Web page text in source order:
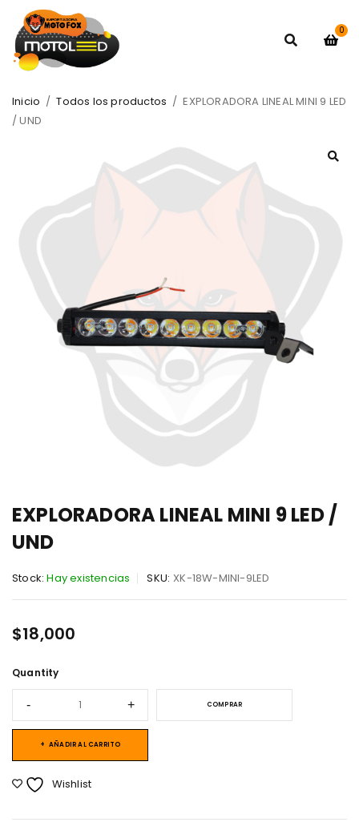
0
Inicio / Todos los productos / EXPLORADORA LINEAL MINI 9 LED
/ UND
EXPLORADORA LINEAL MINI 9 LED /
UND
Stock: Hay existencias SKU: XK-18W-MINI-9LED
$18,000
Quantity
AÑADIR AL CARRITO
COMPRAR
Wishlist